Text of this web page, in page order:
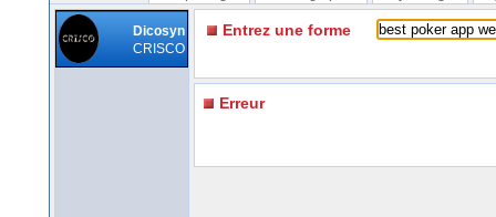
Dicosyn
CRISCO
Entrez une forme
Erreur